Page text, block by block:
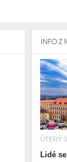
INFO Z
ÚTERÝ
Lidé